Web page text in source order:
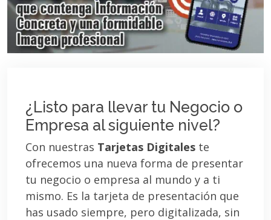
¿Listo para llevar tu Negocio o
Empresa al siguiente nivel?
Con nuestras Tarjetas Digitales te
ofrecemos una nueva forma de presentar
tu negocio o empresa al mundo y a ti
mismo. Es la tarjeta de presentación que
has usado siempre, pero digitalizada, sin